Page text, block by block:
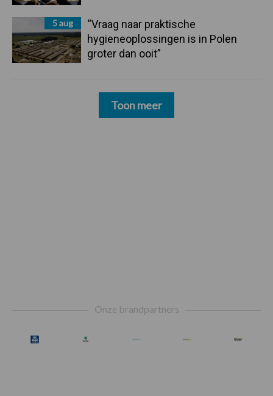
5 aug
“Vraag naar praktische
hygieneoplossingen is in Polen
groter dan ooit”
Toon meer
Onze brandpartners